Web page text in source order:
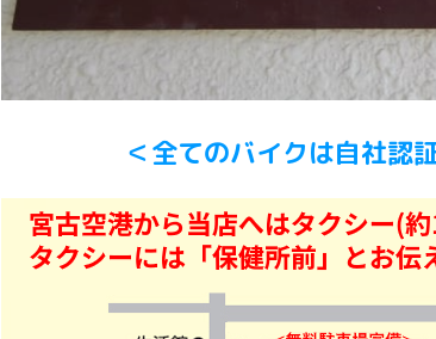
＜全てのバイクは自社認